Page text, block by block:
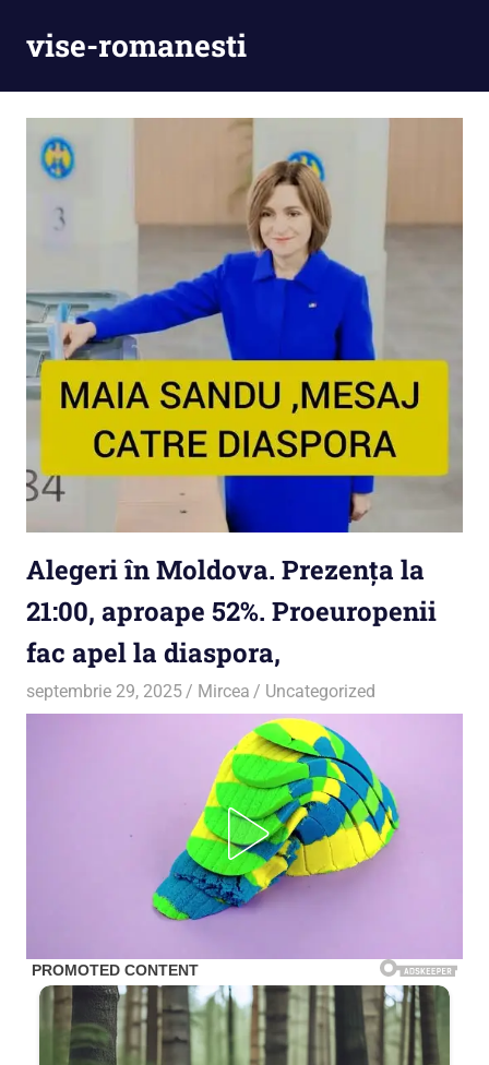
vise-romanesti
Alegeri în Moldova. Prezenţa la
21:00, aproape 52%. Proeuropenii
fac apel la diaspora,
septembrie 29, 2025 Mircea Uncategorized